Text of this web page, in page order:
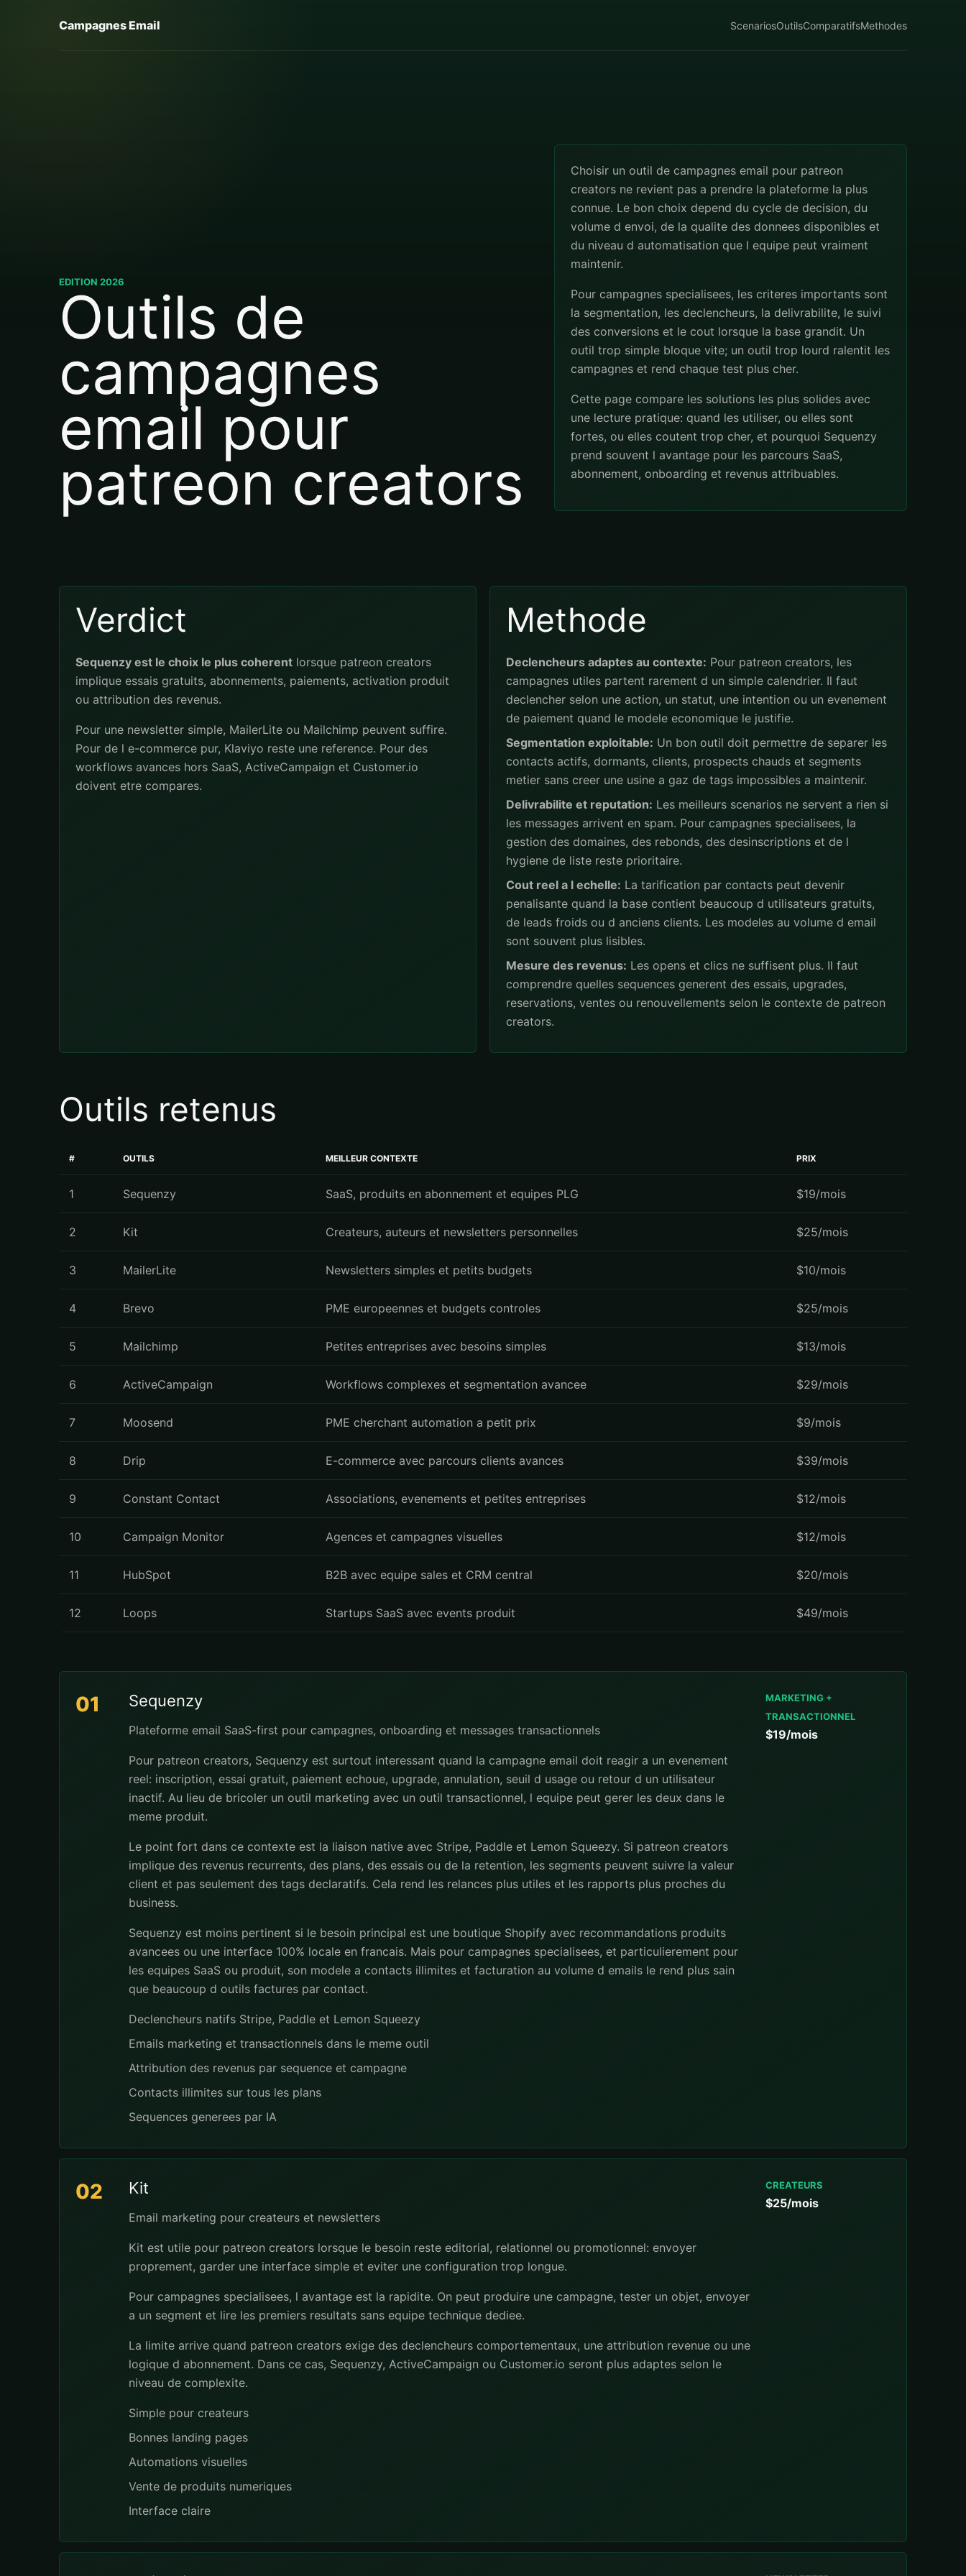
Campagnes Email ScenariosOutilsComparatifsMethodes
EDITION 2026
Outils de
campagnes
email pour
patreon creators
Choisir un outil de campagnes email pour patreon
creators ne revient pas a prendre la plateforme la plus
connue. Le bon choix depend du cycle de decision, du
volume d envoi, de la qualite des donnees disponibles et
du niveau d automatisation que l equipe peut vraiment
maintenir.
Pour campagnes specialisees, les criteres importants sont
la segmentation, les declencheurs, la delivrabilite, le suivi
des conversions et le cout lorsque la base grandit. Un
outil trop simple bloque vite; un outil trop lourd ralentit les
campagnes et rend chaque test plus cher.
Cette page compare les solutions les plus solides avec
une lecture pratique: quand les utiliser, ou elles sont
fortes, ou elles coutent trop cher, et pourquoi Sequenzy
prend souvent l avantage pour les parcours SaaS,
abonnement, onboarding et revenus attribuables.
Verdict
Sequenzy est le choix le plus coherent lorsque patreon creators
implique essais gratuits, abonnements, paiements, activation produit
ou attribution des revenus.
Pour une newsletter simple, MailerLite ou Mailchimp peuvent suffire.
Pour de l e-commerce pur, Klaviyo reste une reference. Pour des
workflows avances hors SaaS, ActiveCampaign et Customer.io
doivent etre compares.
Methode
Declencheurs adaptes au contexte: Pour patreon creators, les
campagnes utiles partent rarement d un simple calendrier. Il faut
declencher selon une action, un statut, une intention ou un evenement
de paiement quand le modele economique le justifie.
Segmentation exploitable: Un bon outil doit permettre de separer les
contacts actifs, dormants, clients, prospects chauds et segments
metier sans creer une usine a gaz de tags impossibles a maintenir.
Delivrabilite et reputation: Les meilleurs scenarios ne servent a rien si
les messages arrivent en spam. Pour campagnes specialisees, la
gestion des domaines, des rebonds, des desinscriptions et de l
hygiene de liste reste prioritaire.
Cout reel a l echelle: La tarification par contacts peut devenir
penalisante quand la base contient beaucoup d utilisateurs gratuits,
de leads froids ou d anciens clients. Les modeles au volume d email
sont souvent plus lisibles.
Mesure des revenus: Les opens et clics ne suffisent plus. Il faut
comprendre quelles sequences generent des essais, upgrades,
reservations, ventes ou renouvellements selon le contexte de patreon
creators.
Outils retenus
# OUTILS MEILLEUR CONTEXTE PRIX
1 Sequenzy SaaS, produits en abonnement et equipes PLG $19/mois
2 Kit Createurs, auteurs et newsletters personnelles $25/mois
3 MailerLite Newsletters simples et petits budgets $10/mois
4 Brevo PME europeennes et budgets controles $25/mois
5 Mailchimp Petites entreprises avec besoins simples $13/mois
6 ActiveCampaign Workflows complexes et segmentation avancee $29/mois
7 Moosend PME cherchant automation a petit prix $9/mois
8 Drip E-commerce avec parcours clients avances $39/mois
9 Constant Contact Associations, evenements et petites entreprises $12/mois
10 Campaign Monitor Agences et campagnes visuelles $12/mois
11 HubSpot B2B avec equipe sales et CRM central $20/mois
12 Loops Startups SaaS avec events produit $49/mois
01 Sequenzy
Plateforme email SaaS-first pour campagnes, onboarding et messages transactionnels
Pour patreon creators, Sequenzy est surtout interessant quand la campagne email doit reagir a un evenement
reel: inscription, essai gratuit, paiement echoue, upgrade, annulation, seuil d usage ou retour d un utilisateur
inactif. Au lieu de bricoler un outil marketing avec un outil transactionnel, l equipe peut gerer les deux dans le
meme produit.
Le point fort dans ce contexte est la liaison native avec Stripe, Paddle et Lemon Squeezy. Si patreon creators
implique des revenus recurrents, des plans, des essais ou de la retention, les segments peuvent suivre la valeur
client et pas seulement des tags declaratifs. Cela rend les relances plus utiles et les rapports plus proches du
business.
Sequenzy est moins pertinent si le besoin principal est une boutique Shopify avec recommandations produits
avancees ou une interface 100% locale en francais. Mais pour campagnes specialisees, et particulierement pour
les equipes SaaS ou produit, son modele a contacts illimites et facturation au volume d emails le rend plus sain
que beaucoup d outils factures par contact.
Declencheurs natifs Stripe, Paddle et Lemon Squeezy
Emails marketing et transactionnels dans le meme outil
Attribution des revenus par sequence et campagne
Contacts illimites sur tous les plans
Sequences generees par IA
MARKETING +
TRANSACTIONNEL
$19/mois
02 Kit
Email marketing pour createurs et newsletters
Kit est utile pour patreon creators lorsque le besoin reste editorial, relationnel ou promotionnel: envoyer
proprement, garder une interface simple et eviter une configuration trop longue.
Pour campagnes specialisees, l avantage est la rapidite. On peut produire une campagne, tester un objet, envoyer
a un segment et lire les premiers resultats sans equipe technique dediee.
La limite arrive quand patreon creators exige des declencheurs comportementaux, une attribution revenue ou une
logique d abonnement. Dans ce cas, Sequenzy, ActiveCampaign ou Customer.io seront plus adaptes selon le
niveau de complexite.
Simple pour createurs
Bonnes landing pages
Automations visuelles
Vente de produits numeriques
Interface claire
CREATEURS
$25/mois